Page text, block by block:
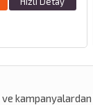
vekampanyalardan